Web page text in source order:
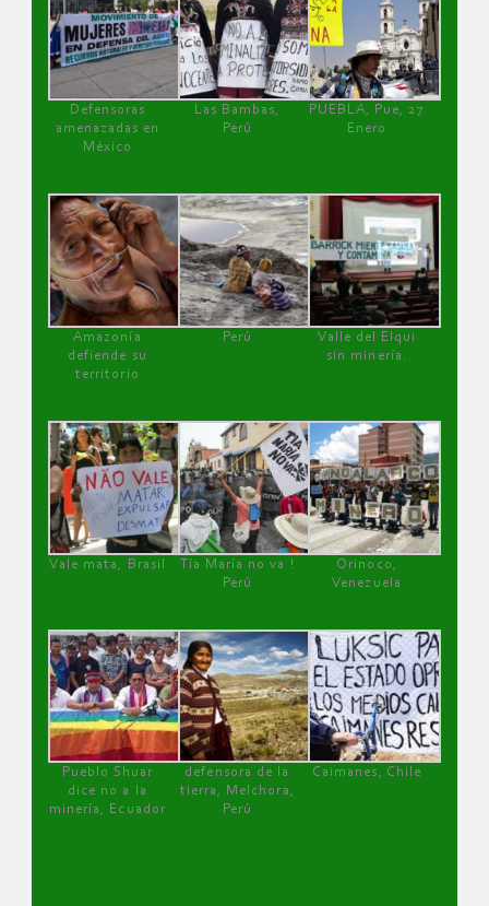
Defensoras
amenazadas en
México
Las Bambas,
Perú
PUEBLA, Pue, 27
Enero
Amazonía
defiende su
territorio
Perú
Valle del Elqui
sin minería.
Vale mata, Brasil
Tía María no va !
Perú
Orinoco,
Venezuela
Pueblo Shuar
dice no a la
minería, Ecuador
defensora de la
tierra, Melchora,
Perú
Caimanes, Chile